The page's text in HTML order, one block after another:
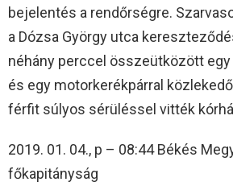
bejelentés a rendőrségre.
a Dózsa György utca
néhány perccel összeütközött
és egy motorkerékpárral
férfit súlyos sérüléssel vitték
2019. 01. 04., p – 08:44 Békés
főkapitányság